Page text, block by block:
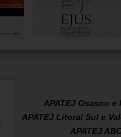
APATEJ Osasco e
APATEJ Litoral Sul e
APATEJ